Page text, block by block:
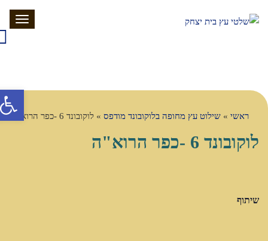
פתח
תפריט
ראשי » שילוט עץ מחופה בלוקובונד מודפס » לוקובונד 6 -כפר הרוא"ה
לוקובונד 6 -כפר הרוא"ה
שיתוף